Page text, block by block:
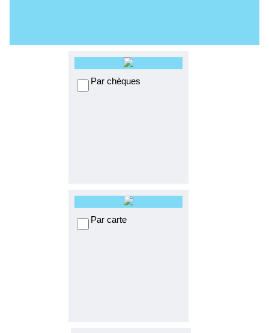
Par chèques
Par carte